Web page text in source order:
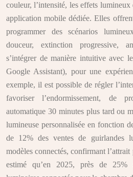
couleur, l’intensité, les effets
application mobile dédiée. Elles
programmer des scénarios
douceur, extinction progressive,
s’intégrer de manière intuitive avec
Google Assistant), pour une
exemple, il est possible de régler
favoriser l’endormissement, de
automatique 30 minutes plus tard ou
lumineuse personnalisée en fonction
de 12% des ventes de guirlandes
modèles connectés, confirmant
estimé qu’en 2025, près de 25%